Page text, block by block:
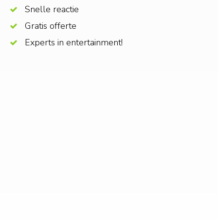
Snelle reactie
Gratis offerte
Experts in entertainment!